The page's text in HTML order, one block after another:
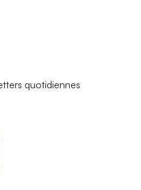
quotidiennes